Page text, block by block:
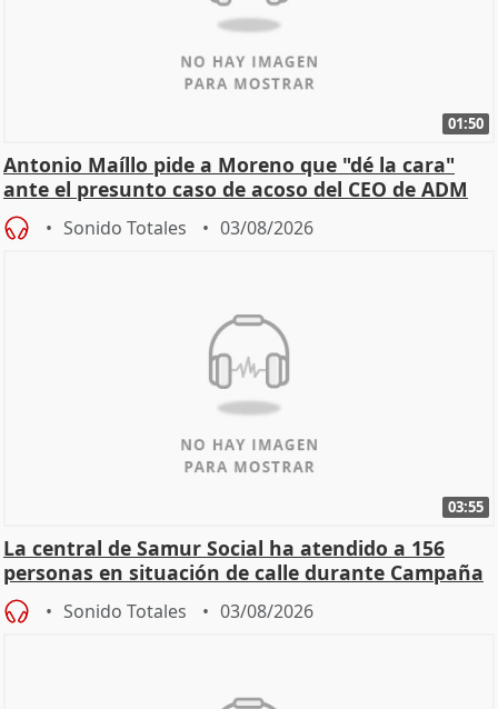
01:50
Antonio Maíllo pide a Moreno que "dé la cara"
ante el presunto caso de acoso del CEO de ADM
Sonido Totales 03/08/2026
03:55
La central de Samur Social ha atendido a 156
personas en situación de calle durante Campaña
de Calor
Sonido Totales 03/08/2026